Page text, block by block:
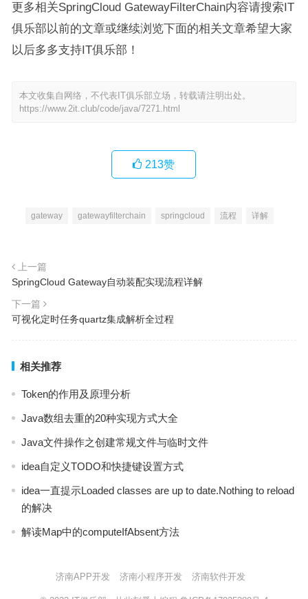
更多相关SpringCloud GatewayFilterChain内容请搜索IT
俱乐部以前的文章或继续浏览下面的相关文章希望大家
以后多多支持IT俱乐部！
本文收集自网络，不代表IT俱乐部立场，转载请注明出处。
https://www.2it.club/code/java/7271.html
213赞
gateway gatewayfilterchain springcloud 流程 详解
上一篇
SpringCloud Gateway自动装配实现流程详解
下一篇
可视化定时任务quartz集成解析全过程
相关推荐
Token的作用及原理分析
Java数组去重的20种实现方式大全
Java文件操作之创建常规文件与临时文件
idea自定义TODO和快捷键设置方式
idea一直提示Loaded classes are up to date.Nothing to reload
的解决
解读Map中的computeIfAbsent方法
济南APP开发 济南小程序开发 济南软件开发